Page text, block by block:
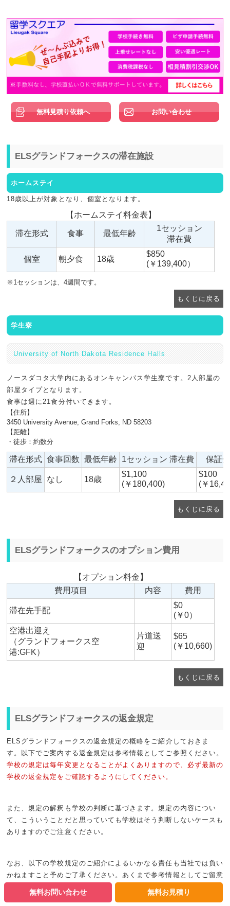
無料見積り依頼へ お問い合わせ
ELSグランドフォークスの滞在施設
ホームステイ
18歳以上が対象となり、個室となります。
【ホームステイ料金表】
滞在形式 食事 最低年齢
1セッション
滞在費
個室 朝夕食 18歳
$850
(￥139,400）
※1セッションは、4週間です。
もくじに戻る
学生寮
University of North Dakota Residence Halls
ノースダコタ大学内にあるオンキャンパス学生寮です。2人部屋の
部屋タイプとなります。
食事は週に21食分付いてきます。
【住所】
3450 University Avenue, Grand Forks, ND 58203
【距離】
・徒歩：約数分
滞在形式 食事回数 最低年齢 1セッション 滞在費 保証金
２人部屋 なし 18歳
$1,100
(￥180,400)
$100
(￥
もくじに戻る
ELSグランドフォークスのオプション費用
【オプション料金】
費用項目
内容 費用
滞在先手配
$0
(￥0）
空港出迎え
（グランドフォークス空
港:GFK）
片道送
迎
$65
(￥10,660)
もくじに戻る
ELSグランドフォークスの返金規定
ELSグランドフォークスの返金規定の概略をご紹介しておきま
す。以下でご案内する返金規定は参考情報としてご参照ください。
学校の規定は毎年変更となることがよくありますので、必ず最新の
学校の返金規定をご確認するようにしてください。
また、規定の解釈も学校の判断に基づきます。規定の内容につい
て、こういうことだと思っていても学校はそう判断しないケースも
ありますのでご注意ください。
なお、以下の学校規定のご紹介によるいかなる責任も当社では負い
かねますこと予めご了承ください。あくまで参考情報としてご留意
ください。
【学生寮料金表】
無料お問い合わせ 無料お見積り